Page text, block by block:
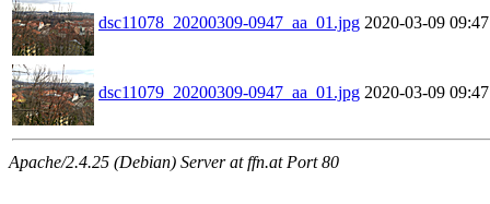
dsc11078_20200309-0947_aa_01.jpg 2020-03-09 09:47
dsc11079_20200309-0947_aa_01.jpg 2020-03-09 09:47
Apache/2.4.25 (Debian) Server at ffn.at Port 80